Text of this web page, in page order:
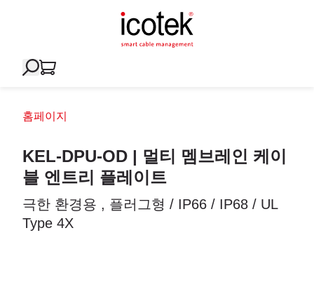
홈페이지
KEL-DPU-OD | 멀티 멤브레인 케이
블 엔트리 플레이트
극한 환경용 , 플러그형 / IP66 / IP68 / UL
Type 4X